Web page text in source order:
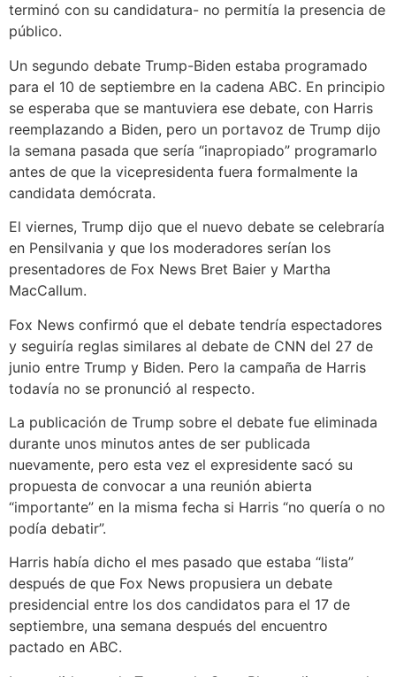
terminó con su candidatura- no permitía la presencia de
público.
Un segundo debate Trump-Biden estaba programado
para el 10 de septiembre en la cadena ABC. En principio
se esperaba que se mantuviera ese debate, con Harris
reemplazando a Biden, pero un portavoz de Trump dijo
la semana pasada que sería “inapropiado” programarlo
antes de que la vicepresidenta fuera formalmente la
candidata demócrata.
El viernes, Trump dijo que el nuevo debate se celebraría
en Pensilvania y que los moderadores serían los
presentadores de Fox News Bret Baier y Martha
MacCallum.
Fox News confirmó que el debate tendría espectadores
y seguiría reglas similares al debate de CNN del 27 de
junio entre Trump y Biden. Pero la campaña de Harris
todavía no se pronunció al respecto.
La publicación de Trump sobre el debate fue eliminada
durante unos minutos antes de ser publicada
nuevamente, pero esta vez el expresidente sacó su
propuesta de convocar a una reunión abierta
“importante” en la misma fecha si Harris “no quería o no
podía debatir”.
Harris había dicho el mes pasado que estaba “lista”
después de que Fox News propusiera un debate
presidencial entre los dos candidatos para el 17 de
septiembre, una semana después del encuentro
pactado en ABC.